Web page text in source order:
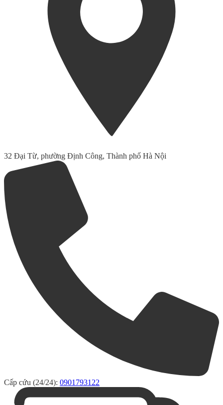
32 Đại Từ, phường Định Công, Thành phố Hà Nội
Cấp cứu (24/24): 0901793122